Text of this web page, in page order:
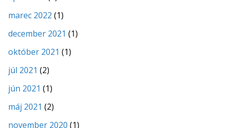
marec 2022 (1)
december 2021 (1)
október 2021 (1)
júl 2021 (2)
jún 2021 (1)
máj 2021 (2)
november 2020 (1)